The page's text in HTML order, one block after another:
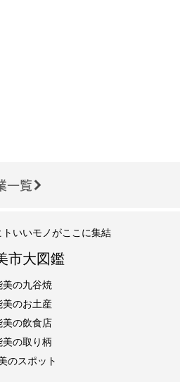
一覧
いいモノがここに集結
市大図鑑
美の九谷焼
美のお土産
美の飲食店
美の取り柄
のスポット